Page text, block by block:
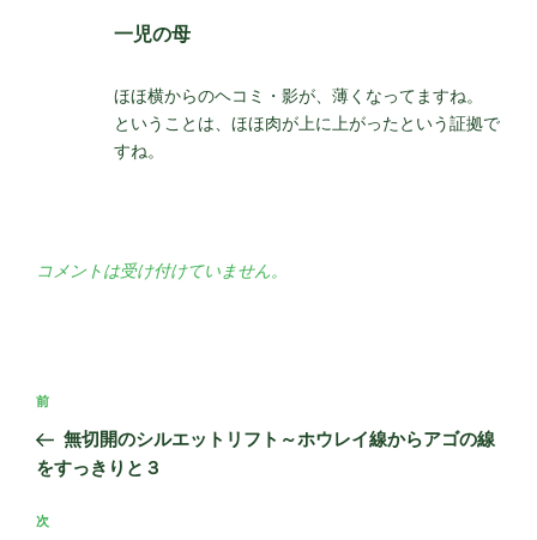
一児の母
ほほ横からのヘコミ・影が、薄くなってますね。
ということは、ほほ肉が上に上がったという証拠で
すね。
コメントは受け付けていません。
投
ナ
ゲ
過
去
の
稿
前
無切開のシルエットリフト～ホウレイ線からアゴの線
をすっきりと３
次
次